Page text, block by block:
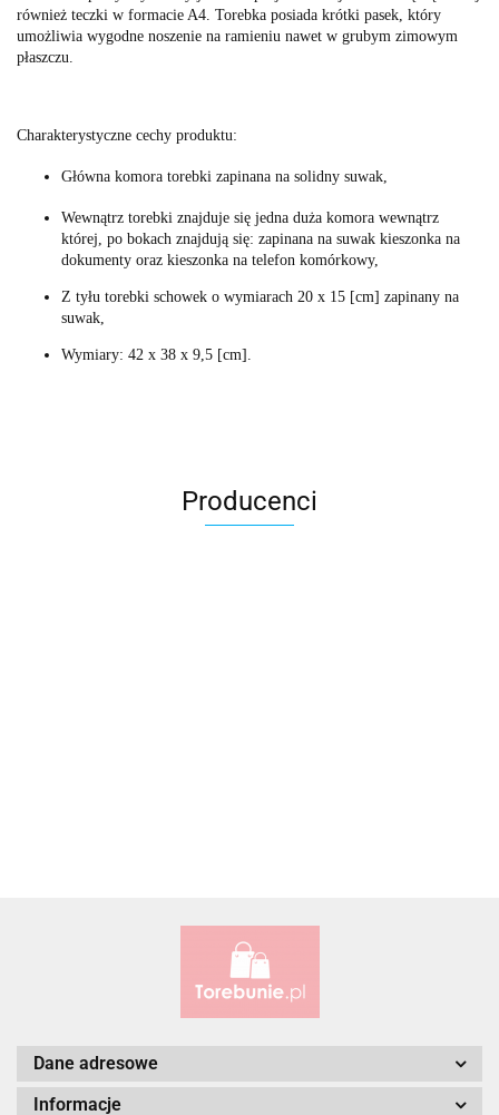
również teczki w formacie A4. Torebka posiada krótki pasek, który
umożliwia wygodne noszenie na ramieniu nawet w grubym zimowym
płaszczu.
Charakterystyczne cechy produktu:
Główna komora torebki zapinana na solidny suwak,
Wewnątrz torebki znajduje się jedna duża komora wewnątrz
której, po bokach znajdują się: zapinana na suwak kieszonka na
dokumenty oraz kieszonka na telefon komórkowy,
Z tyłu torebki schowek o wymiarach 20 x 15 [cm] zapinany na
suwak,
Wymiary: 42 x 38 x 9,5 [cm].
Producenci
Alessandro Paoli
Dane adresowe
Informacje